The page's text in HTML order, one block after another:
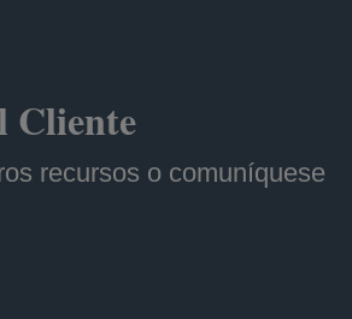
Cliente
recursos o comuníquese